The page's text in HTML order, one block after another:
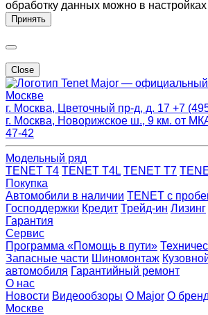
обработку данных можно в
Принять
Close
Major — официальный
Москве
г. Москва, Цветочный пр-д, д. 17 +7
г. Москва, Новорижское ш., 9 км. от
47-42
Модельный ряд
TENET T4 TENET T4L TENET T7
Покупка
Автомобили в наличии TENET с
Господдержки Кредит Трейд-ин Лизинг
Гарантия
Сервис
Программа «Помощь в пути»
Запасные части Шиномонтаж
автомобиля Гарантийный ремонт
О нас
Новости Видеообзоры О Major О
Москве